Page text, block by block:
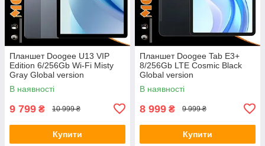
Планшет Doogee U13 VIP
Edition 6/256Gb Wi-Fi Misty
Gray Global version
В наявності
9 799 ₴ 10 999 ₴
Купити
Планшет Doogee Tab E3+
8/256Gb LTE Cosmic Black
Global version
В наявності
8 999 ₴ 9 999 ₴
Купити